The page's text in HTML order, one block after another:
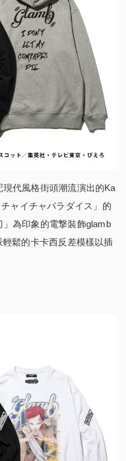
代風格街頭潮流演出的Ka
ャイチャパラダイス」的
為印象的電撃裝飾glamb
鬆的卡卡西反差模樣以插